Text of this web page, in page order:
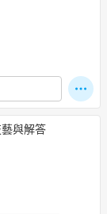
與解答